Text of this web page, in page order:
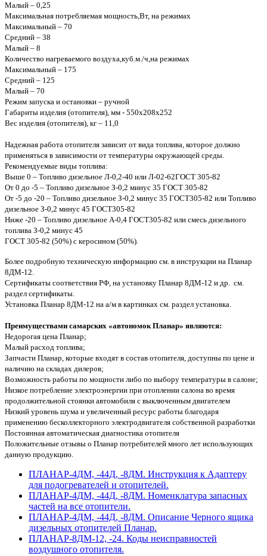
Малый – 0,25
Максимальная потребляемая мощность,Вт, на режимах
Максимальный – 70
Средний – 38
Малый – 8
Количество нагреваемого воздуха,куб.м./ч,на режимах
Максимальный – 175
Средний – 125
Малый – 70
Режим запуска и остановки – ручной
Габариты изделия (отопителя), мм - 550х208х252
Вес изделия (отопителя), кг – 11,0
Надежная работа отопителя зависит от вида топлива, которое должно
применяться в зависимости от температуры окружающей среды.
Рекомендуемые виды топлива:
Выше 0 – Топливо дизельное Л-0,2-40 или Л-02-62ГОСТ 305-82
От 0 до -5 – Топливо дизельное З-0,2 минус 35 ГОСТ 305-82
От -5 до -20 – Топливо дизельное З-0,2 минус 35 ГОСТ305-82 или Топливо
дизельное З-0,2 минус 45 ГОСТ305-82
Ниже -20 – Топливо дизельное А-0,4 ГОСТ305-82 или смесь дизельного
топлива З-0,2 минус 45
ГОСТ 305-82 (50%) с керосином (50%).
Более подробную техническую информацию см. в инструкции на Планар
8ДМ-12.
Сертификаты соответствия РФ, на установку Планар 8ДМ-12 и др. см.
раздел сертификаты.
Установка Планар 8ДМ-12 на а/м в картинках см. раздел установка.
Преимуществами самарских «автономок Планар» являются:
Недорогая цена Планар;
Малый расход топлива;
Запчасти Планар, которые входят в состав отопителя, доступны по цене и
наличию на складах дилеров;
Возможность работы по мощности либо по выбору температуры в салоне;
Низкое потребление электроэнергии при отоплении салона во время
продолжительной стоянки автомобиля с выключенным двигателем
Низкий уровень шума и увеличенный ресурс работы благодаря
применению бесколлекторного электродвигателя собственной разработки
Постоянная автоматическая диагностика отопителя
Положительные отзывы о Планар потребителей много лет использующих
данную продукцию.
ПЛАНАР-4ДМ, -44Д, -8ДМ. Инструкция к Адаптеру
для подогревателей и отопителей.
ПЛАНАР-4ДМ, -44Д, -8ДМ. Номенклатура запасных
частей на все отопители.
ПЛАНАР-4ДМ, -44Д, -8ДМ. Описание Черного ящика
дизельных отопителей Планар.
ПЛАНАР-8ДМ-12, -24. Коды неисправностей
воздушного отопителя.